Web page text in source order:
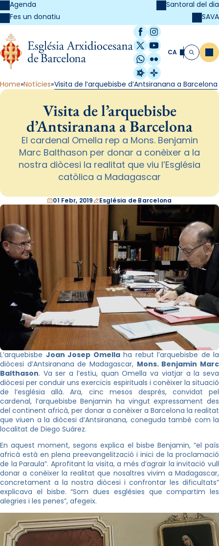
Agenda
Fes un donatiu
Santoral del dia
SAVA
Facebook
Instagram
X / Twitter
YouTube
WhatsApp
Flickr
Radio Estel
Catalunya
CA Cerca
Home Notícies Visita de l’arquebisbe d’Antsiranana a Barcelona
Visita de l’arquebisbe
d’Antsiranana a Barcelona
El cardenal Omella rep a Mons. Benjamin
Marc Balthason per donar a conèixer a la
nostra diòcesi la realitat que viu l’Església
catòlica a Madagascar
01 Febr, 2019 Església de Barcelona
L’arquebisbe Joan Josep Omellaha rebut l’arquebisbe de la
diòcesi d’Antsiranana de Madagascar, Mons.Benjamin Marc
Balthason. Va ser a l’estiu, quan Omella va viatjar a la seva
diòcesi per conduir uns exercicis espirituals i conèixer la situació
de l’església allà. Ara, cinc mesos després, convidat pel
cardenal, l’arquebisbe Benjamin ha vingut expressament des
del continent africà, per donar a conèixer a Barcelona la realitat
que viuen a la diòcesi d’Antsiranana, coneguda també com la
localitat de Diego Suárez.
En aquest moment, segons explica el bisbe Benjamin, “el país
africà està en plena preevangelització i inici de la proclamació
de la Paraula”. Aprofitant la visita, a més d’agrair la invitació vull
donar a conèixer la realitat que nosaltres vivim a Madagascar,
concretament a la nostra diòcesi i confrontar les dificultats”
explicava el bisbe. “Som dues esglésies que compartim les
alegries i les penes”, afegeix.